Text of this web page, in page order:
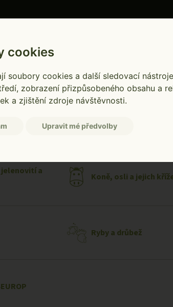
cookies
soubory cookies a další sledovací
zobrazení přizpůsobeného obsahu a
a zjištění zdroje návštěvnosti.
Upravit mé předvolby
a
Koně, osli a jejich
Ryby a drůbež